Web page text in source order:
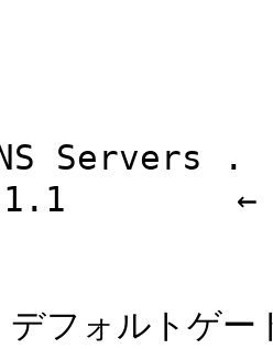
Servers
←
デフォルトゲ